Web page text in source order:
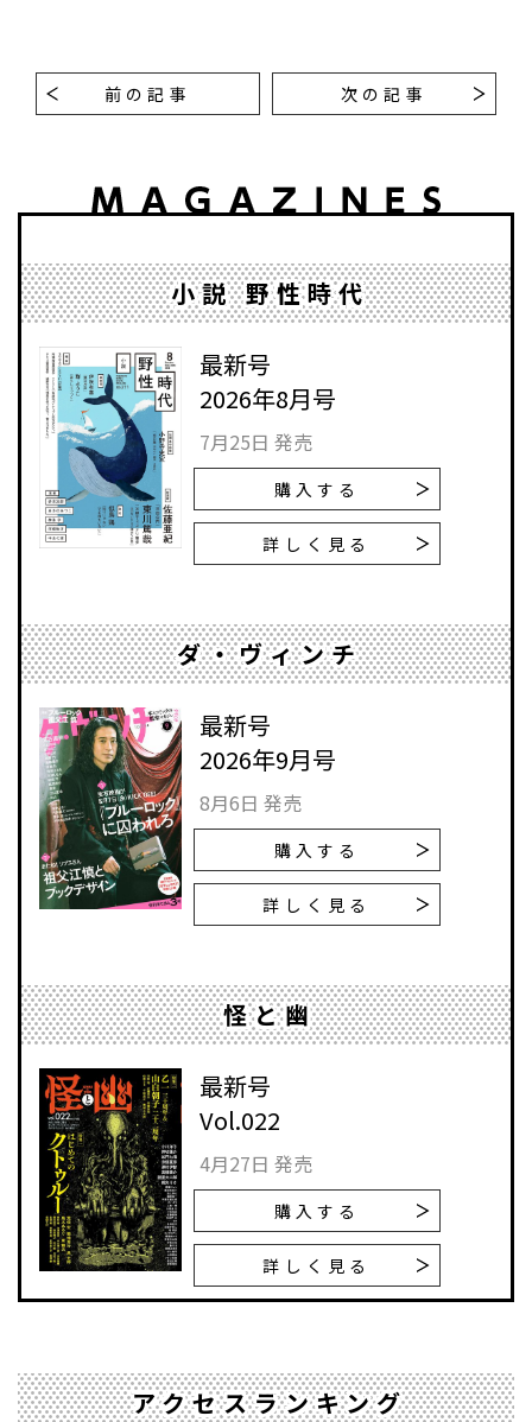
前の記事 次の記事
小説 野性時代
最新号
2026年8月号
7月25日 発売
購入する
詳しく見る
ダ・ヴィンチ
最新号
2026年9月号
8月6日 発売
購入する
詳しく見る
怪と幽
最新号
Vol.022
4月27日 発売
購入する
詳しく見る
アクセスランキング